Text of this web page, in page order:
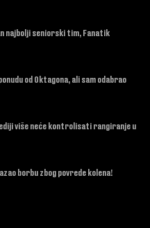
najbolji seniorski tim, Fanatik
od Oktagona, ali sam odabrao
više neće kontrolisati rangiranje u
borbu zbog povrede kolena!